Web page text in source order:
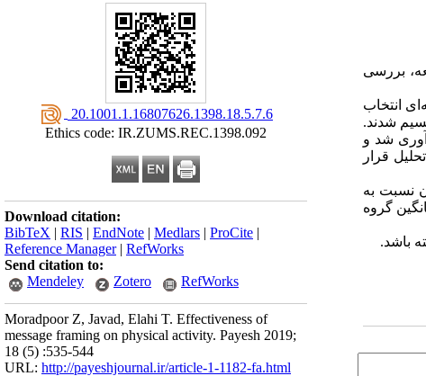
‎ 20.1001.1.16807626.1398.18.5.7.6
Ethics code: IR.ZUMS.REC.1398.092
Download citation:
BibTeX | RIS | EndNote | Medlars | ProCite |
Reference Manager| RefWorks
Send citation to:
Mendeley
Zotero RefWorks
Moradpoor Z, Javad, Elahi T. Effectiveness of
message framing on physical activity. Payesh 2019;
18 (5) :535-544
URL: http://payeshjournal.ir/article-1-1182-fa.html
بررسی
انتخاب
شدند.
شد و
تحلیل قرار
نسبت به
گروه
باشد.